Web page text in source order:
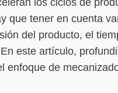
los ciclos de
que tener en cuenta
del producto, el
este artículo,
enfoque de